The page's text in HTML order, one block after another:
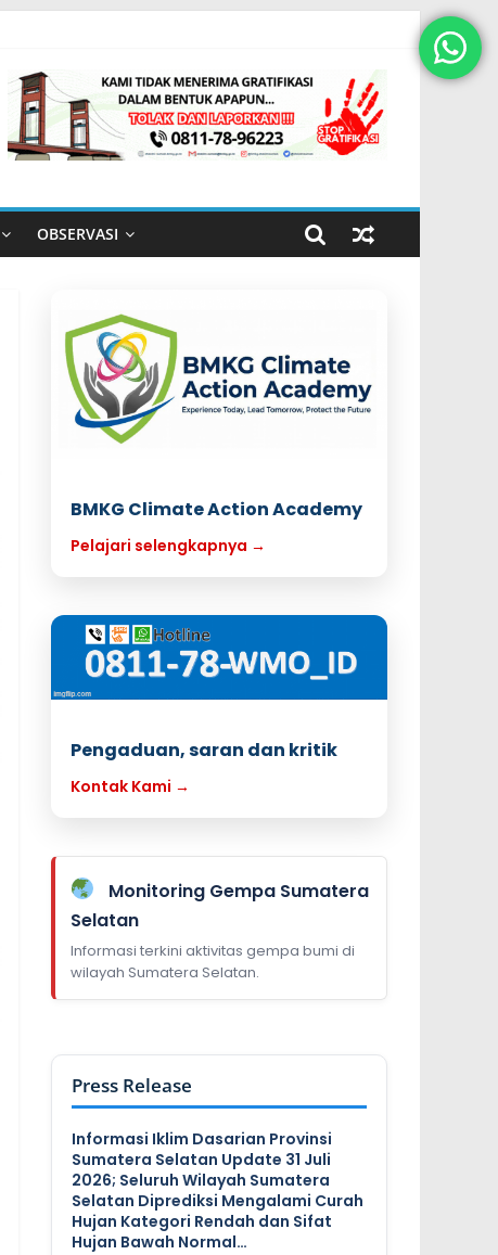
OBSERVASI
BMKG Climate Action Academy
Pelajari selengkapnya →
Pengaduan, saran dan kritik
Kontak Kami →
Monitoring Gempa Sumatera
Selatan
Informasi terkini aktivitas gempa bumi di
wilayah Sumatera Selatan.
Press Release
Informasi Iklim Dasarian Provinsi
Sumatera Selatan Update 31 Juli
2026; Seluruh Wilayah Sumatera
Selatan Diprediksi Mengalami Curah
Hujan Kategori Rendah dan Sifat
Hujan Bawah Normal…